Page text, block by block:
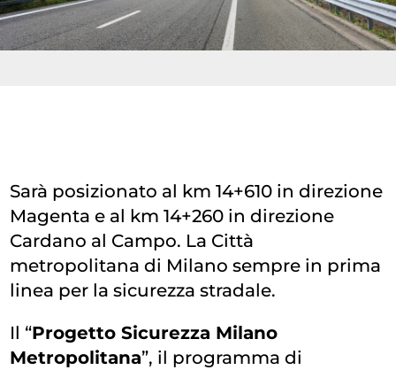
Sarà posizionato al km 14+610 in direzione
Magenta e al km 14+260 in direzione
Cardano al Campo. La Città
metropolitana di Milano sempre in prima
linea per la sicurezza stradale.
Il “Progetto Sicurezza Milano
Metropolitana”, il programma di